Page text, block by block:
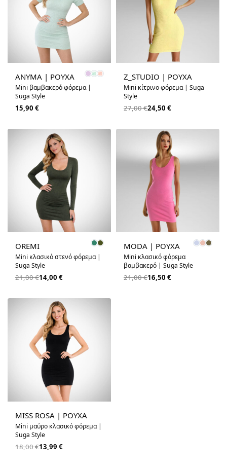
ANYMA | ΡΟΥΧΑ
Mini βαμβακερό φόρεμα |
Suga Style
15,90 €
Z_STUDIO | ΡΟΥΧΑ
Mini κίτρινο φόρεμα | Suga
Style
27,00€24,50 €
OREMI
Mini κλασικό στενό φόρεμα |
Suga Style
21,00€14,00 €
MODA | ΡΟΥΧΑ
Mini κλασικό φόρεμα
βαμβακερό | Suga Style
21,00€16,50 €
MISS ROSA | ΡΟΥΧΑ
Mini μαύρο κλασικό φόρεμα |
Suga Style
18,00€13,99 €